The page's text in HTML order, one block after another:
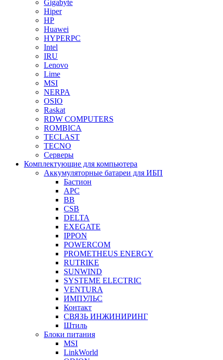
Gigabyte
Hiper
HP
Huawei
HYPERPC
Intel
IRU
Lenovo
Lime
MSI
NERPA
OSIO
Raskat
RDW COMPUTERS
ROMBICA
TECLAST
TECNO
Серверы
Комплектующие для компьютера
Аккумуляторные батареи для ИБП
Бастион
APC
BB
CSB
DELTA
EXEGATE
IPPON
POWERCOM
PROMETHEUS ENERGY
RUTRIKE
SUNWIND
SYSTEME ELECTRIC
VENTURA
ИМПУЛЬС
Контакт
СВЯЗЬ ИНЖИНИРИНГ
Штиль
Блоки питания
MSI
LinkWorld